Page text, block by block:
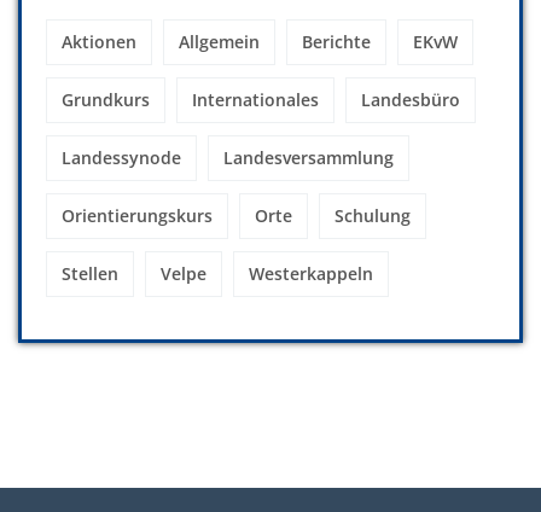
Aktionen Allgemein Berichte EKvW
Grundkurs Internationales Landesbüro
Landessynode Landesversammlung
Orientierungskurs Orte Schulung
Stellen Velpe Westerkappeln